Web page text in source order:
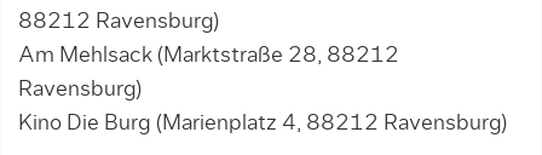
88212 Ravensburg)
Am Mehlsack (Marktstraße 28, 88212
Ravensburg)
Kino Die Burg (Marienplatz 4, 88212 Ravensburg)